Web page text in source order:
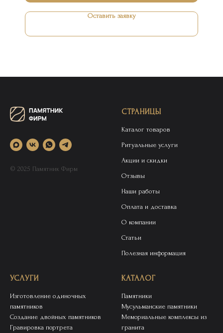
Оставить заявку
© 2025 Памятник Фирм
СТРАНИЦЫ
Каталог товаров
Ритуальные услуги
Акции и скидки
Отзывы
Наши работы
Оплата и доставка
О компании
Статьи
Полезная информация
УСЛУГИ
Изготовление одиночных
памятников
Создание двойных памятников
Гравировка портрета
КАТАЛОГ
Памятники
Мусульманские памятники
Мемориальные комплексы из
гранита